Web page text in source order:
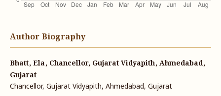
Author Biography
Bhatt, Ela, Chancellor, Gujarat Vidyapith, Ahmedabad,
Gujarat
Chancellor, Gujarat Vidyapith, Ahmedabad, Gujarat